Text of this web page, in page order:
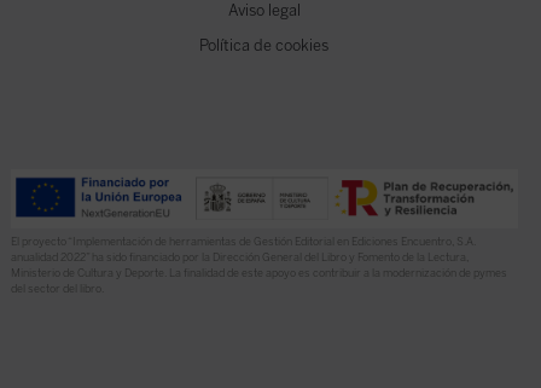
Aviso legal
Política de cookies
El proyecto “Implementación de herramientas de Gestión Editorial en Ediciones Encuentro, S.A.
anualidad 2022” ha sido financiado por la Dirección General del Libro y Fomento de la Lectura,
Ministerio de Cultura y Deporte. La finalidad de este apoyo es contribuir a la modernización de pymes
del sector del libro.